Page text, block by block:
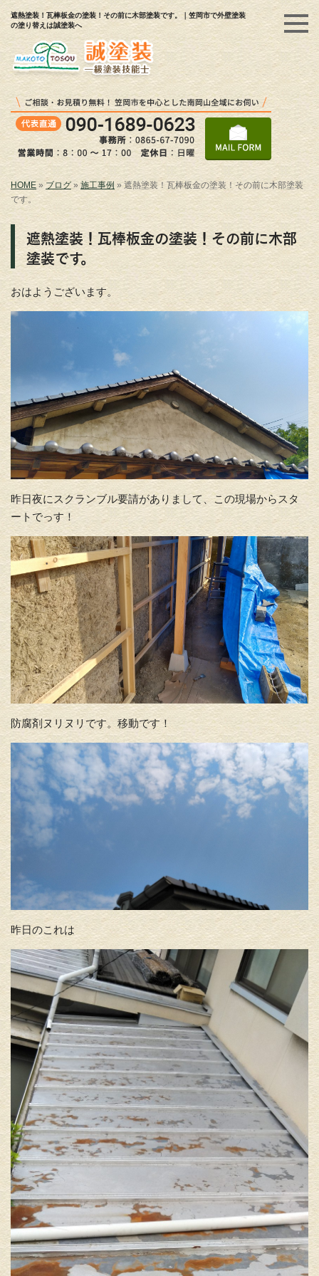
遮熱塗装！瓦棒板金の塗装！その前に木部塗装です。｜笠岡市で外壁塗装
の塗り替えは誠塗装へ
HOME » ブログ» 施工事例 »遮熱塗装！瓦棒板金の塗装！その前に木部塗装
です。
遮熱塗装！瓦棒板金の塗装！その前に木部
塗装です。
おはようございます。
昨日夜にスクランブル要請がありまして、この現場からスタ
ートでっす！
防腐剤ヌリヌリです。移動です！
昨日のこれは